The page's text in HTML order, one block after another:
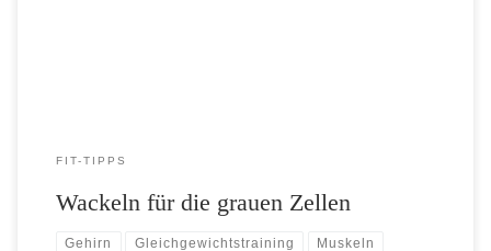
FIT-TIPPS
Wackeln für die grauen Zellen
Gehirn Gleichgewichtstraining Muskeln